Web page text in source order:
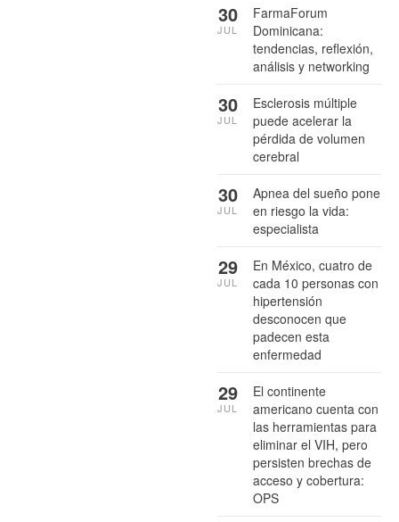
FarmaForum
Dominicana:
tendencias, reflexión,
análisis y networking
30
JUL
Esclerosis múltiple
puede acelerar la
pérdida de volumen
cerebral
30
JUL
Apnea del sueño pone
en riesgo la vida:
especialista
30
JUL
En México, cuatro de
cada 10 personas con
hipertensión
desconocen que
padecen esta
enfermedad
29
JUL
El continente
americano cuenta con
las herramientas para
eliminar el VIH, pero
persisten brechas de
acceso y cobertura:
OPS
29
JUL